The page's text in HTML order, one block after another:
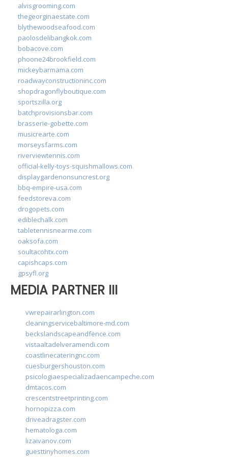
alvisgrooming.com
thegeorginaestate.com
blythewoodseafood.com
paolosdelibangkok.com
bobacove.com
phoone24brookfield.com
mickeybarmama.com
roadwayconstructioninc.com
shopdragonflyboutique.com
sportszilla.org
batchprovisionsbar.com
brasserie-gobette.com
musicrearte.com
morseysfarms.com
riverviewtennis.com
official-kelly-toys-squishmallows.com
displaygardenonsuncrest.org
bbq-empire-usa.com
feedstoreva.com
drogopets.com
ediblechalk.com
tabletennisnearme.com
oaksofa.com
soultacohtx.com
capishcaps.com
gpsyfl.org
MEDIA PARTNER III
vwrepairarlington.com
cleaningservicebaltimore-md.com
beckslandscapeandfence.com
vistaaltadelveramendi.com
coastlinecateringnc.com
cuesburgershouston.com
psicologiaespecializadaencampeche.com
dmtacos.com
crescentstreetprinting.com
hornopizza.com
driveadragster.com
hematologa.com
lizaivanov.com
guesttinyhomes.com